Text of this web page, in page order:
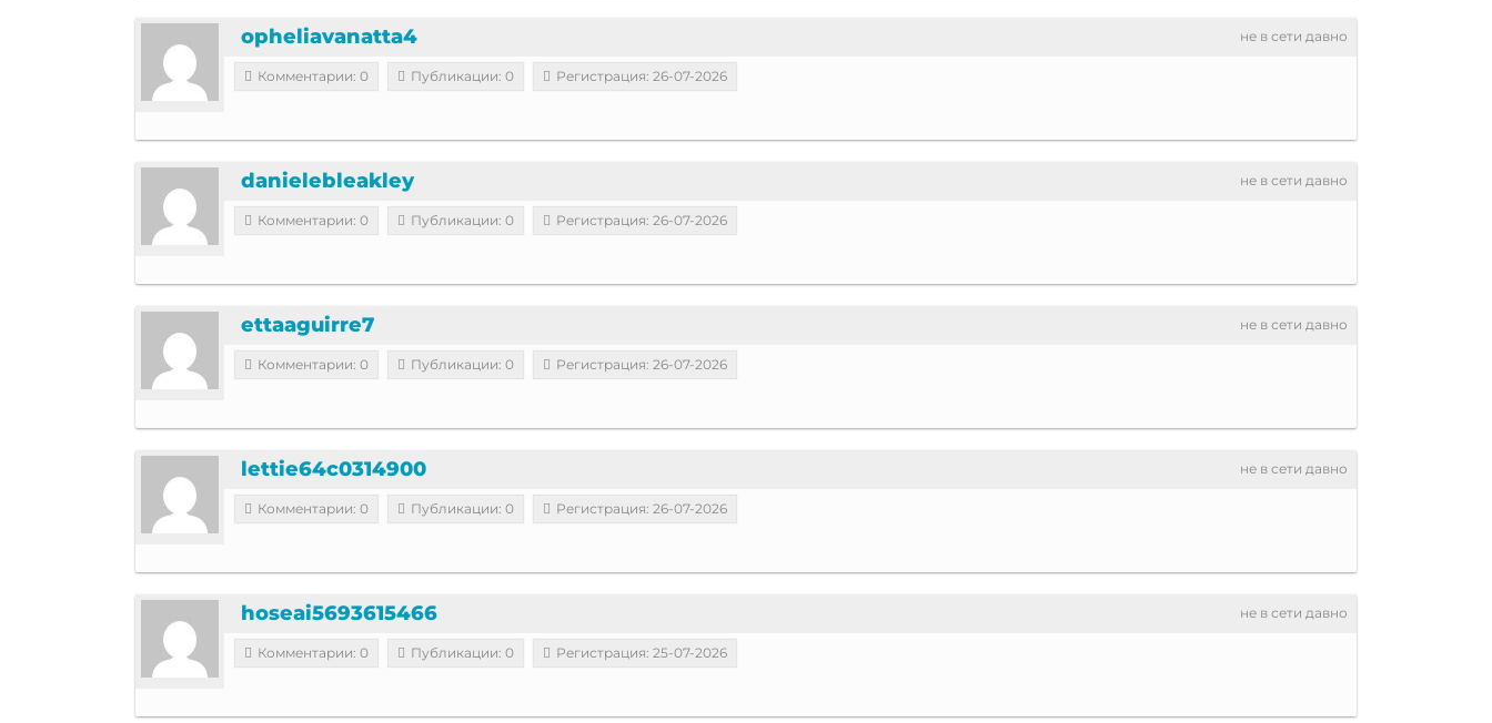
не в сети давно
opheliavanatta4
Комментарии: 0 Публикации: 0 Регистрация: 26-07-2026
не в сети давно
danielebleakley
Комментарии: 0 Публикации: 0 Регистрация: 26-07-2026
не в сети давно
ettaaguirre7
Комментарии: 0 Публикации: 0 Регистрация: 26-07-2026
не в сети давно
lettie64c0314900
Комментарии: 0 Публикации: 0 Регистрация: 26-07-2026
не в сети давно
hoseai5693615466
Комментарии: 0 Публикации: 0 Регистрация: 25-07-2026